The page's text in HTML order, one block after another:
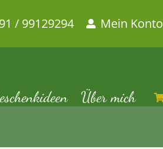
/ 99129294 Mein Konto
Über mich